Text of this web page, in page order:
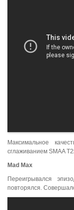
Максимальное
сглаживанием SMAA
Mad Max
Переигрывался
повторялся.